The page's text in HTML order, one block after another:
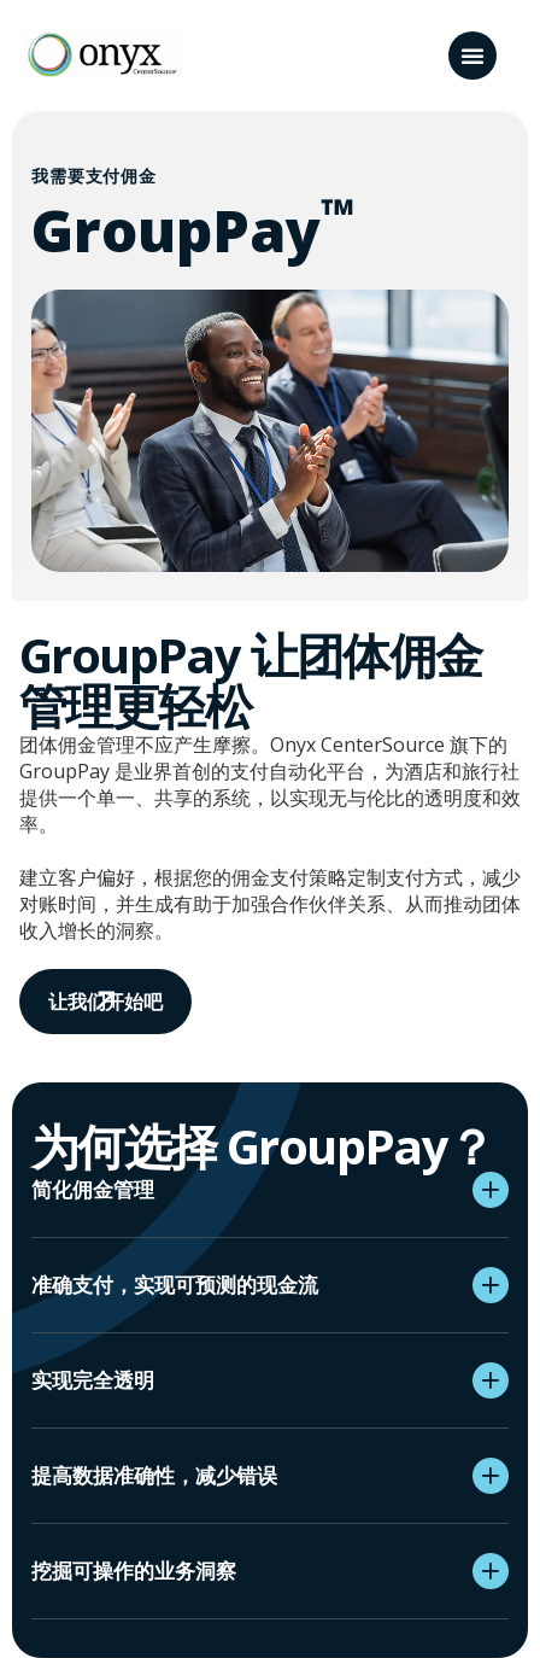
我需要支付佣金
GroupPay™
GroupPay 让团体佣金
管理更轻松
团体佣金管理不应产生摩擦。Onyx CenterSource 旗下的
GroupPay 是业界首创的支付自动化平台，为酒店和旅行社
提供一个单一、共享的系统，以实现无与伦比的透明度和效
率。
建立客户偏好，根据您的佣金支付策略定制支付方式，减少
对账时间，并生成有助于加强合作伙伴关系、从而推动团体
收入增长的洞察。
让我们开始吧
为何选择 GroupPay？
简化佣金管理
准确支付，实现可预测的现金流
实现完全透明
提高数据准确性，减少错误
挖掘可操作的业务洞察